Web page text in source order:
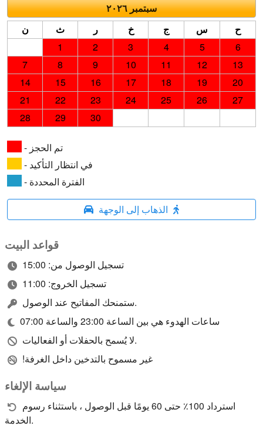
سبتمبر ٢٠٢٦
ن
ث ر خ ج س
ح
1
2 3 4 5
6
7
8 9 10 11 12
13
14
15 16 17 18 19
20
21
22 23 24 25 26
27
28
29 30
- تم الحجز
- في انتظار التأكيد
- الفترة المحددة
الذهاب إلى الوجهة
قواعد البيت
تسجيل الوصول من: 15:00
تسجيل الخروج: 11:00
ستمنحك المفاتيح عند الوصول.
ساعات الهدوء هي بين الساعة 23:00 والساعة 07:00
لا يُسمح بالحفلات أو الفعاليات.
!غير مسموح بالتدخين داخل الغرفة
سياسة الإلغاء
الخدمة.